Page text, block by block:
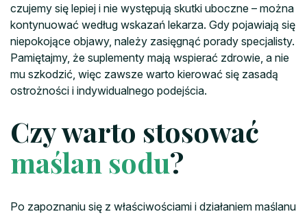
czujemy się lepiej i nie występują skutki uboczne – można
kontynuować według wskazań lekarza. Gdy pojawiają się
niepokojące objawy, należy zasięgnąć porady specjalisty.
Pamiętajmy, że suplementy mają wspierać zdrowie, a nie
mu szkodzić, więc zawsze warto kierować się zasadą
ostrożności i indywidualnego podejścia.
Czy warto stosować
maślan sodu?
Po zapoznaniu się z właściwościami i działaniem maślanu